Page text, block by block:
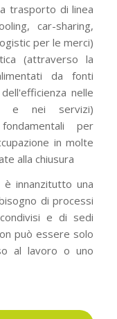
trasporto di linea
car-sharing,
per le merci)
(attraverso la
da fonti
nelle
e nei servizi)
per
in molte
alla chiusura
è innanzitutto una
di processi
e di sedi
può essere solo
al lavoro o uno